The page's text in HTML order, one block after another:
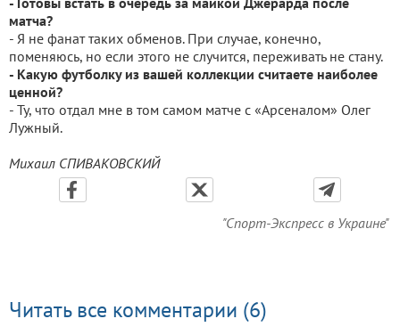
матча?
- Я не фанат таких обменов. При случае, конечно,
поменяюсь, но если этого не случится, переживать не стану.
- Какую футболку из вашей коллекции считаете наиболее
ценной?
- Ту, что отдал мне в том самом матче с «Арсеналом» Олег
Лужный.
Михаил СПИВАКОВСКИЙ
"Спорт-Экспресс в Украине"
Читать все комментарии (6)